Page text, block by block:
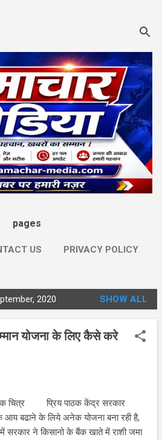
pages
US PRIVACY POLICY
2020 SHOW ALL
योजना के लिए कैसे करे
चित्र प्रिय पाठक केंद्र सरकार
आय बढाने के लिये अनेक योजना बना रही है,
सरकार ने किसानो के बैंक खाते में राशी जमा